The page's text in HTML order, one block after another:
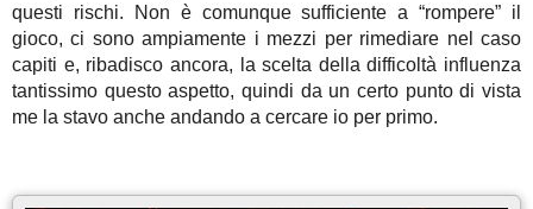
questi rischi. Non è comunque sufficiente a “rompere” il
gioco, ci sono ampiamente i mezzi per rimediare nel caso
capiti e, ribadisco ancora, la scelta della difficoltà influenza
tantissimo questo aspetto, quindi da un certo punto di vista
me la stavo anche andando a cercare io per primo.